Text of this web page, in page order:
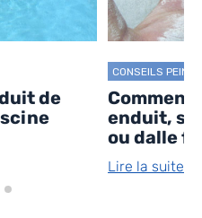
de
CONSEILS
enduit,
ou dalle
Lire la suite